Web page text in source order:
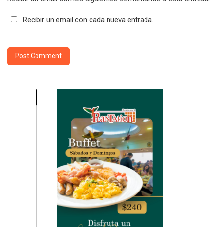
Recibir un email con cada nueva entrada.